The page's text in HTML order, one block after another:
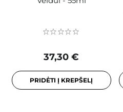
37,30 €
PRIDĖTI Į KREPŠELĮ